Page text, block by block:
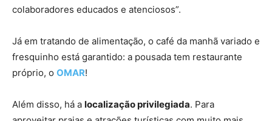
colaboradores educados e atenciosos”.
Já em tratando de alimentação, o café da manhã variado e
fresquinho está garantido: a pousada tem restaurante
próprio, o OMAR!
Além disso, há a localização privilegiada. Para